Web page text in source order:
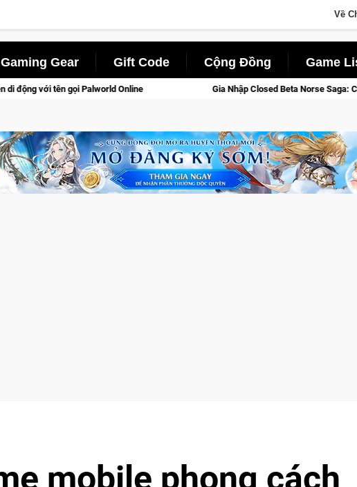
Về
Gaming Gear Gift Code Cộng Đồng Game
Gia Nhập Closed Beta Norse Saga: Cửu Giới Thức Tỉnh, Săn DJI Osmo
mobile phong cách